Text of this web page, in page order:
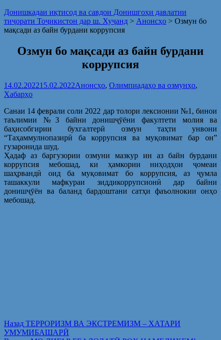
Донишкадаи иқтисод ва савдои Донишгоҳи давлатии
тиҷорати Тоҷикистон дар ш. Хуҷанд > Анонсҳо > Озмун бо
мақсади аз байн бурдани коррупсия
Озмун бо мақсади аз байн бурдани
коррупсия
14.02.202215.02.2022Анонсҳо, Олимпиадаҳо ва озмунҳо,
Хабарҳо
Санаи 14 феврали соли 2022 дар толори лексионии №1, бинои
таълимии №3 байни донишҷӯёни факултети молия ва
баҳисобгирии бухгалтерӣ озмун таҳти унвони
“Таҳаммулнопазирӣ ба коррупсия ва муқовимат бар он”
гузаронида шуд.
Ҳадаф аз баргузории озмуни мазкур ин аз байн бурдани
коррупсия мебошад, ки ҳамкории ниҳодҳои ҷомеаи
шаҳрвандӣ оид ба муқовимат бо коррупсия, аз ҷумла
ташаккули мафкураи зиддикоррупсионӣ дар байни
донишҷӯён ва баланд бардоштани сатҳи фаъолнокии онҳо
мебошад.
Post
Назад Предыдущая
запись:
ТЕРРОРИЗМ ВА ЭКСТРЕМИЗМ – ХАТАРИ
УМУМИБАШАРӢ